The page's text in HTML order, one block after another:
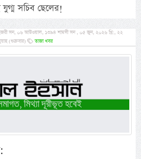
সচিব ছেলের!
সন, ০৬ আউওয়াল, ১৩৯৪ শামসী সন , ০৫ জুন, ২০২৬ খ্রি:, ২২
(শুক্রবার)
তাজা খবর